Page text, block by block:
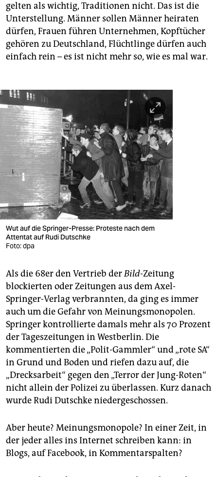
gelten als wichtig, Traditionen nicht. Das ist die
Unterstellung. Männer sollen Männer heiraten
dürfen, Frauen führen Unternehmen, Kopftücher
gehören zu Deutschland, Flüchtlinge dürfen auch
einfach rein – es ist nicht mehr so, wie es mal war.
Wut auf die Springer-Presse: Proteste nach dem
Attentat auf Rudi Dutschke
Foto: dpa
Als die 68er den Vertrieb derBild-Zeitung
blockierten oder Zeitungen aus dem Axel-
Springer-Verlag verbrannten, da ging es immer
auch um die Gefahr von Meinungsmonopolen.
Springer kontrollierte damals mehr als 70 Prozent
der Tageszeitungen in Westberlin. Die
kommentierten die „Polit-Gammler“ und „rote SA“
in Grund und Boden und riefen dazu auf, die
„Drecksarbeit“ gegen den „Terror der Jung-Roten“
nicht allein der Polizei zu überlassen. Kurz danach
wurde Rudi Dutschke niedergeschossen.
Aber heute? Meinungsmonopole? In einer Zeit, in
der jeder alles ins Internet schreiben kann: in
Blogs, auf Facebook, in Kommentarspalten?